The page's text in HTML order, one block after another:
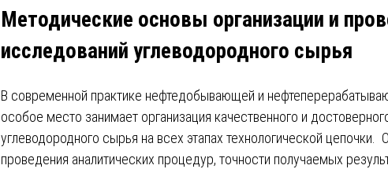
Методические основы организации и
исследований углеводородного сырья
В современной практике нефтедобывающей и
особое место занимает организация качественного и
углеводородного сырья на всех этапах технологической цепочки.
проведения аналитических процедур, точности получаемых